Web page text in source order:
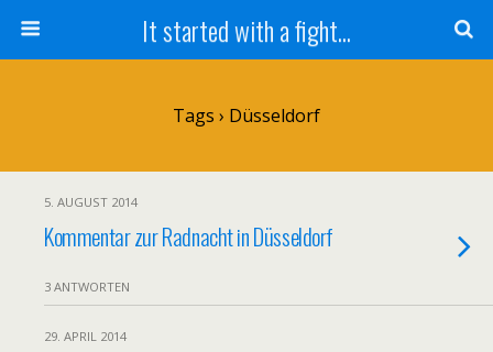
It started with a fight...
Tags › Düsseldorf
5. AUGUST 2014
Kommentar zur Radnacht in Düsseldorf
3 ANTWORTEN
29. APRIL 2014